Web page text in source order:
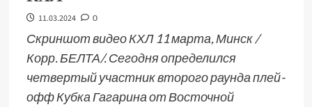
11.03.2024 0
Скриншот видео КХЛ 11 марта, Минск /
Корр. БЕЛТА/. Сегодня определился
четвертый участник второго раунда плей-
офф Кубка Гагарина от Восточной